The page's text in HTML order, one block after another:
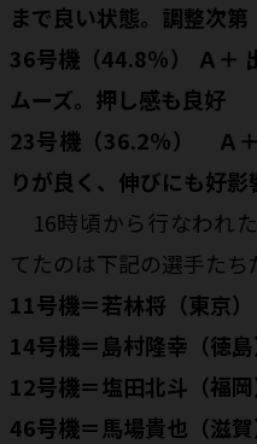
まで良い状態。調整次第
36号機（44.8％） Ａ＋
ムーズ。押し感も良好
23号機（36.2％） Ａ
りが良く、伸びにも好影
16時頃から行なわれ
てたのは下記の選手たち
11号機＝若林将（東京）
14号機＝島村隆幸（徳島
12号機＝塩田北斗（福岡
46号機＝馬場貴也（滋賀